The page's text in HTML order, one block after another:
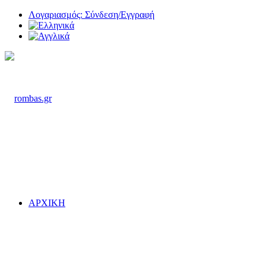
Λογαριασμός: Σύνδεση/Εγγραφή
ΑΡΧΙΚΗ